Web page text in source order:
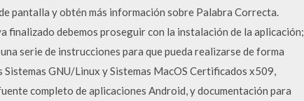
pantalla y obtén más información sobre Palabra Correcta.
finalizado debemos proseguir con la instalación de la aplicación;
serie de instrucciones para que pueda realizarse de forma
GNU/Linux y Sistemas MacOS Certificados x509,
completo de aplicaciones Android, y documentación para